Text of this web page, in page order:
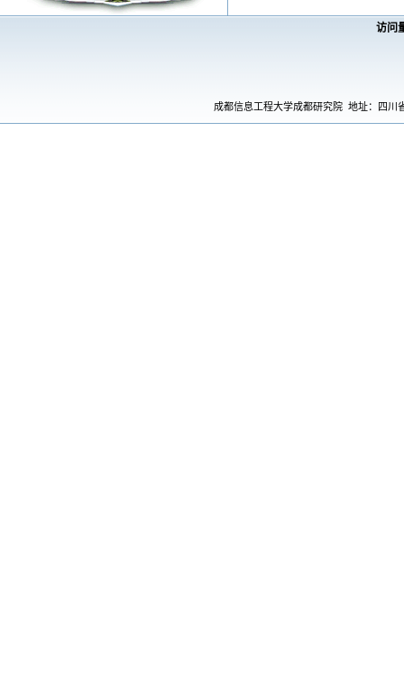
访问
成都信息工程大学成都研究院 地址：四川